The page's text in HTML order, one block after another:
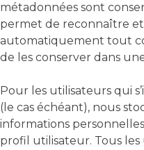
métadonnées sont
permet de reconnaître
automatiquement tout
de les conserver dans
Pour les utilisateurs qui
(le cas échéant), nous
informations
profil utilisateur. Tous